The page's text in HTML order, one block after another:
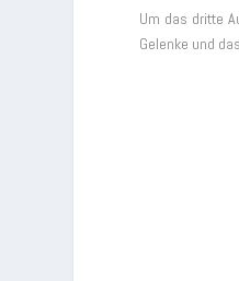
Um das dritte
Gelenke und